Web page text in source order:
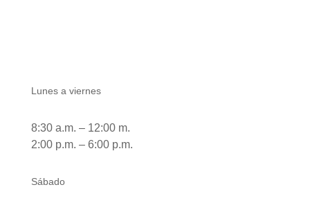
Lunes a viernes
8:30 a.m. – 12:00 m.
2:00 p.m. – 6:00 p.m.
Sábado